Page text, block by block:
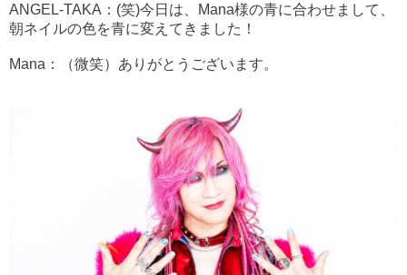
ANGEL-TAKA：(笑)今日は、Mana様の青に合わせまして、
朝ネイルの色を青に変えてきました！
Mana：（微笑）ありがとうございます。